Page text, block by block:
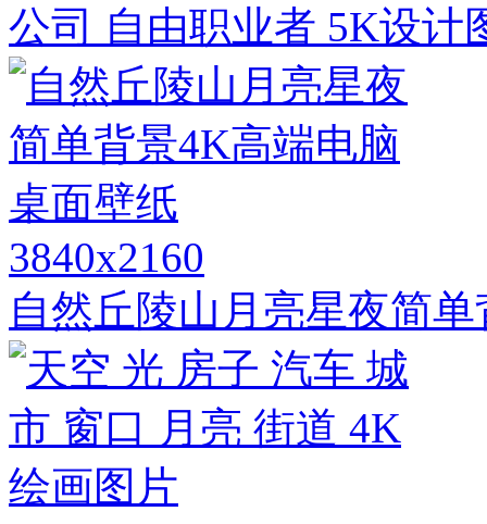
公司 自由职业者 5K设计
3840x2160
自然丘陵山月亮星夜简